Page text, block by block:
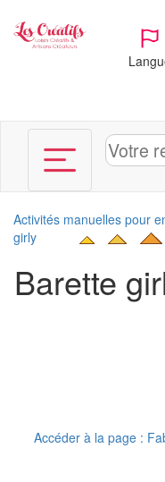
Activités manuelles pour
girly
Barette
Accéder à la page :